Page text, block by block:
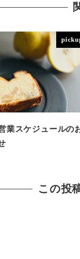
業スケジュールの
この投